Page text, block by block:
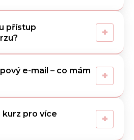
přístup
+
e-mail – co mám
+
pro více
+